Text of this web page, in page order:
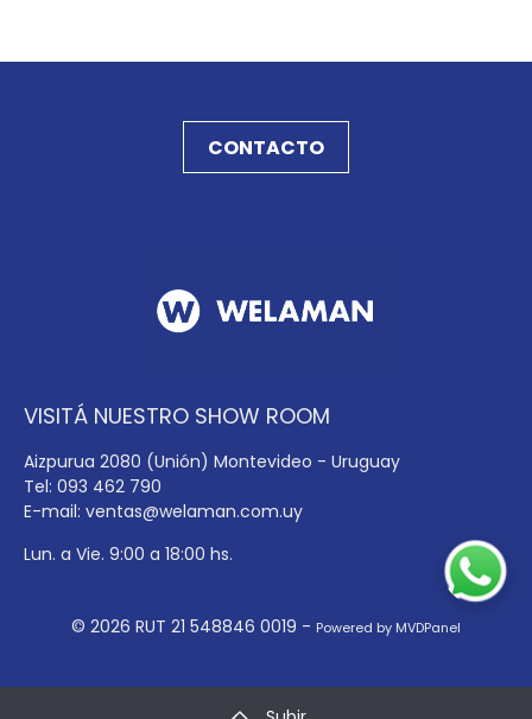
CONTACTO
VISITÁ NUESTRO SHOW ROOM
Aizpurua 2080 (Unión) Montevideo - Uruguay
Tel: 093 462 790
E-mail: ventas@welaman.com.uy
Lun. a Vie. 9:00 a 18:00 hs.
© 2026 RUT 21 548846 0019 - Powered by MVDPanel